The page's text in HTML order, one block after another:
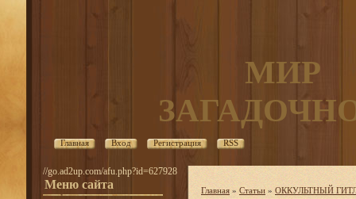
МИР
Главная Вход Регистрация RSS
//go.ad2up.com/afu.php?id=627928
Меню сайта Главная » Статьи » ОККУЛЬТНЫЙ